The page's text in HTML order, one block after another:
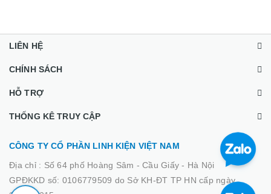
LIÊN HỆ
CHÍNH SÁCH
HỖ TRỢ
THỐNG KÊ TRUY CẬP
CÔNG TY CỔ PHẦN LINH KIỆN VIỆT NAM
Địa chỉ : Số 64 phố Hoàng Sâm - Cầu Giấy - Hà Nội
GPĐKKD số: 0106779509 do Sở KH-ĐT TP HN cấp ngày